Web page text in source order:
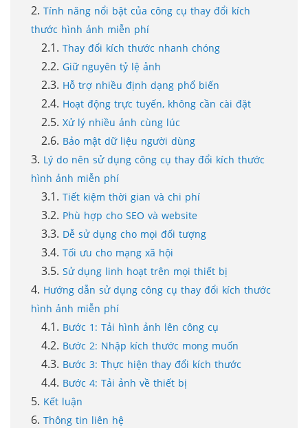
Tính năng nổi bật của công cụ thay đổi kích
thước hình ảnh miễn phí
Thay đổi kích thước nhanh chóng
Giữ nguyên tỷ lệ ảnh
Hỗ trợ nhiều định dạng phổ biến
Hoạt động trực tuyến, không cần cài đặt
Xử lý nhiều ảnh cùng lúc
Bảo mật dữ liệu người dùng
Lý do nên sử dụng công cụ thay đổi kích thước
hình ảnh miễn phí
Tiết kiệm thời gian và chi phí
Phù hợp cho SEO và website
Dễ sử dụng cho mọi đối tượng
Tối ưu cho mạng xã hội
Sử dụng linh hoạt trên mọi thiết bị
Hướng dẫn sử dụng công cụ thay đổi kích thước
hình ảnh miễn phí
Bước 1: Tải hình ảnh lên công cụ
Bước 2: Nhập kích thước mong muốn
Bước 3: Thực hiện thay đổi kích thước
Bước 4: Tải ảnh về thiết bị
Kết luận
Thông tin liên hệ